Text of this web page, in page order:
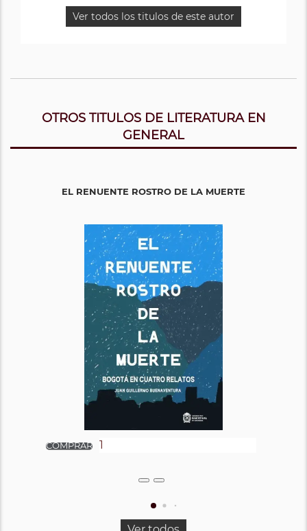
Ver todos los titulos de este autor
OTROS TITULOS DE LITERATURA EN
GENERAL
EL RENUENTE ROSTRO DE LA MUERTE